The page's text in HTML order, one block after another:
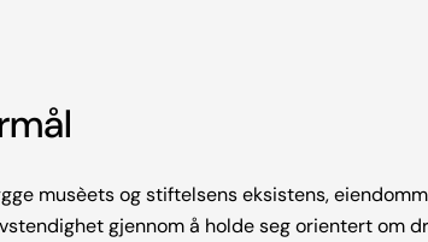
musèets og stiftelsens eksistens,
gjennom å holde seg orientert om